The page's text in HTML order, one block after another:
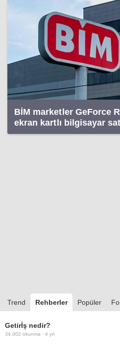
BİM marketler GeForce
ekran kartlı bilgisayar
Trend Rehberler Popüler
Getirİş nedir?
34.002 okunma · 4 yıl